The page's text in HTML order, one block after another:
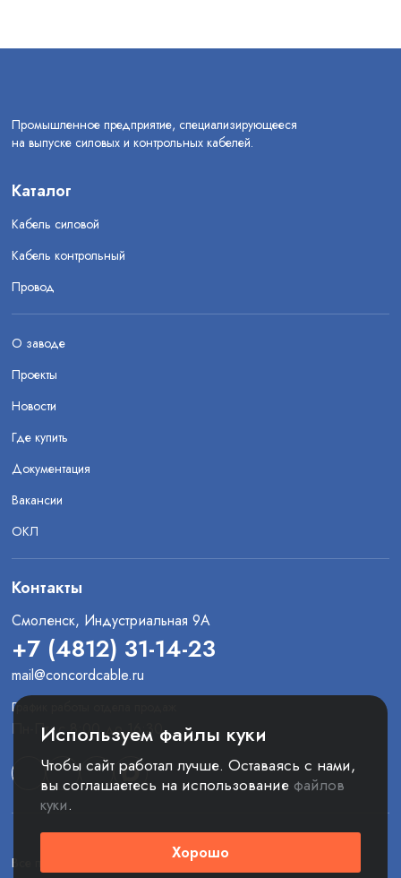
Промышленное предприятие, специализирующееся
на выпуске силовых и контрольных кабелей.
Каталог
Кабель силовой
Кабель контрольный
Провод
О заводе
Проекты
Новости
Где купить
Документация
Вакансии
ОКЛ
Контакты
Смоленск, Индустриальная 9А
+7 (4812) 31-14-23
mail@concordcable.ru
График работы отдела продаж
Пн-Пт: с 8:00 до 16:30
Все права защищены. © 2025 ООО «Конкорд»
Используем файлы куки
Чтобы сайт работал лучше. Оставаясь с нами,
вы соглашаетесь на использование файлов
куки.
Хорошо